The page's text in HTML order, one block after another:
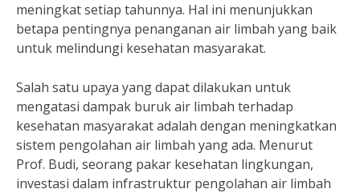
meningkat setiap tahunnya. Hal ini menunjukkan
betapa pentingnya penanganan air limbah yang baik
untuk melindungi kesehatan masyarakat.
Salah satu upaya yang dapat dilakukan untuk
mengatasi dampak buruk air limbah terhadap
kesehatan masyarakat adalah dengan meningkatkan
sistem pengolahan air limbah yang ada. Menurut
Prof. Budi, seorang pakar kesehatan lingkungan,
investasi dalam infrastruktur pengolahan air limbah